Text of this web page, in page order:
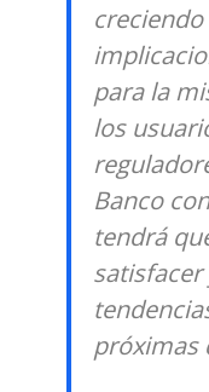
para la
los
Banco
tendrá
próximas